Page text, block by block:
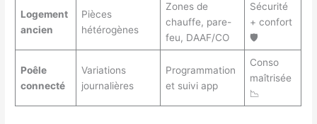
Logement
ancien
Pièces
hétérogènes
Zones de
chauffe, pare-
feu, DAAF/CO
Sécurité
+ confort
🛡️
Poêle
connecté
Variations
journalières
Programmation
et suivi app
Conso
maîtrisée
📉